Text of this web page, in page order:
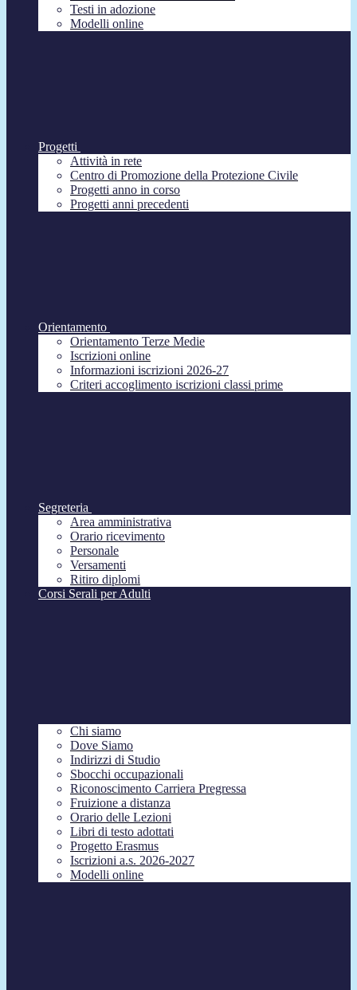
Testi in adozione
Modelli online
Progetti
Attività in rete
Centro di Promozione della Protezione Civile
Progetti anno in corso
Progetti anni precedenti
Orientamento
Orientamento Terze Medie
Iscrizioni online
Informazioni iscrizioni 2026-27
Criteri accoglimento iscrizioni classi prime
Segreteria
Area amministrativa
Orario ricevimento
Personale
Versamenti
Ritiro diplomi
Corsi Serali per Adulti
Chi siamo
Dove Siamo
Indirizzi di Studio
Sbocchi occupazionali
Riconoscimento Carriera Pregressa
Fruizione a distanza
Orario delle Lezioni
Libri di testo adottati
Progetto Erasmus
Iscrizioni a.s. 2026-2027
Modelli online